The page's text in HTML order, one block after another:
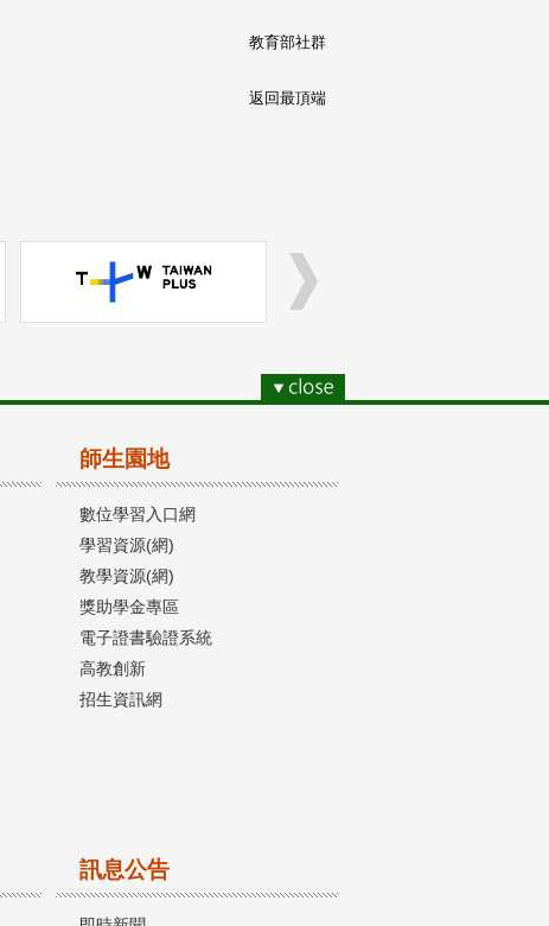
教育部社群
返回最頂端
師生園地
數位學習入口網
學習資源(網)
教學資源(網)
獎助學金專區
電子證書驗證系統
高教創新
招生資訊網
訊息公告